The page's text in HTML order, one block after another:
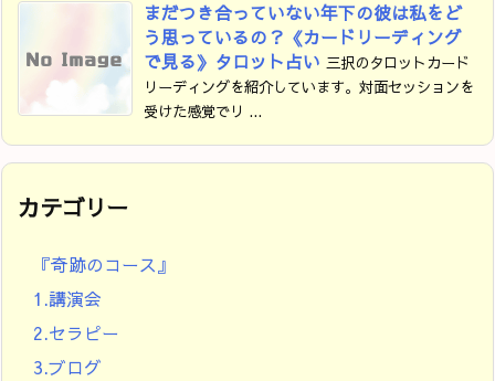
まだつき合っていない年下の彼は私をど
う思っているの？《カードリーディング
で見る》タロット占い 三択のタロットカード
リーディングを紹介しています。対面セッションを
受けた感覚でリ ...
カテゴリー
『奇跡のコース』
1.講演会
2.セラピー
3.ブログ